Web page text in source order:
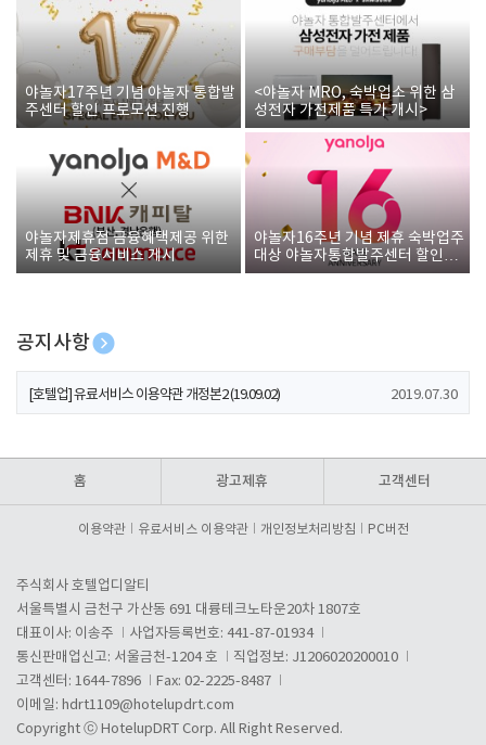
야놀자17주년 기념 야놀자 통합발
주센터 할인 프로모션 진행
<야놀자 MRO, 숙박업소 위한 삼
성전자 가전제품 특가 개시>
야놀자제휴점 금융혜택제공 위한
제휴 및 금융서비스 게시
야놀자16주년 기념 제휴 숙박업주
대상 야놀자통합발주센터 할인쿠
폰 증정
공지사항
[호텔업] 개인정보 처리방침 개정본1 (19.09.02)
[호텔업] 유료서비스 이용약관 개정본2 (19.09.02) 2019.07.30
홈 광고제휴 고객센터
이용약관 유료서비스 이용약관 개인정보처리방침 PC버전
주식회사 호텔업디알티
서울특별시 금천구 가산동 691 대륭테크노타운20차 1807호
대표이사: 이송주
사업자등록번호: 441-87-01934
통신판매업신고: 서울금천-1204 호
직업정보: J1206020200010
고객센터: 1644-7896
Fax: 02-2225-8487
이메일: hdrt1109@hotelupdrt.com
Copyright ⓒ HotelupDRT Corp. All Right Reserved.